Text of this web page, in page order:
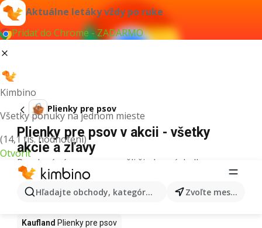
Aktuálne letáky vždy po ruke
Pridať do Chrome - ZADARMO
Kimbino
Všetky ponuky na jednom mieste
(14,1 tis. hodnotení)
Otvoriť
Hľadajte obchody, kategórie, produkty... Zvoľte mesto
Plienky pre psov
Plienky pre psov v akcii - všetky
akcie a zľavy
Pre daný výraz sme nenašli žiadne výsledky.
Plienky pre psov v akcii - Kde kúpiť?
Tesco Plienky pre psov LidlPlienky pre psov
Kaufland Plienky pre psov